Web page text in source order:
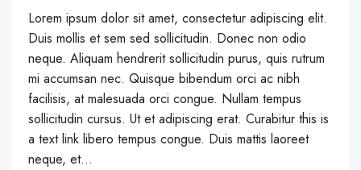
Lorem ipsum dolor sit amet, consectetur adipiscing elit.
Duis mollis et sem sed sollicitudin. Donec non odio
neque. Aliquam hendrerit sollicitudin purus, quis rutrum
mi accumsan nec. Quisque bibendum orci ac nibh
facilisis, at malesuada orci congue. Nullam tempus
sollicitudin cursus. Ut et adipiscing erat. Curabitur this is
a text link libero tempus congue. Duis mattis laoreet
neque, et...